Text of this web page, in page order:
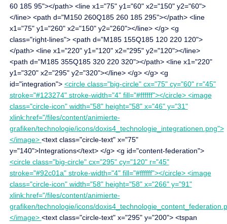
60 185 95"></path> <line x1="75" y1="60" x2="150" y2="60">
</line> <path d="M150 260Q185 260 185 295"></path> <line
x1="75" y1="260" x2="150" y2="260"></line> </g> <g
class="right-lines"> <path d="M185 155Q185 120 220 120">
</path> <line x1="220" y1="120" x2="295" y2="120"></line>
<path d="M185 355Q185 320 220 320"></path> <line x1="220"
y1="320" x2="295" y2="320"></line> </g> </g> <g
id="integration"> <circle class="big-circle" cx="75" cy="60" r="45"
stroke="#123274" stroke-width="4" fill="#ffffff"></circle> <image
class="circle-icon" width="58" height="58" x="46" y="31"
xlink:href="/files/content/animierte-
grafiken/technologie/icons/doxis4_technologie_integrationen.png">
</image> <text class="circle-text" x="75"
y="140">Integrations</text> </g> <g id="content-federation">
<circle class="big-circle" cx="295" cy="120" r="45"
stroke="#92c01a" stroke-width="4" fill="#ffffff"></circle> <image
class="circle-icon" width="58" height="58" x="266" y="91"
xlink:href="/files/content/animierte-
grafiken/technologie/icons/
</image> <text class="circle-text" x="295" y="200"> <tspan